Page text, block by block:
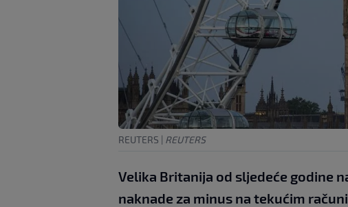
REUTERS | REUTERS
Velika Britanija od sljedeće godine
naknade za minus na tekućim